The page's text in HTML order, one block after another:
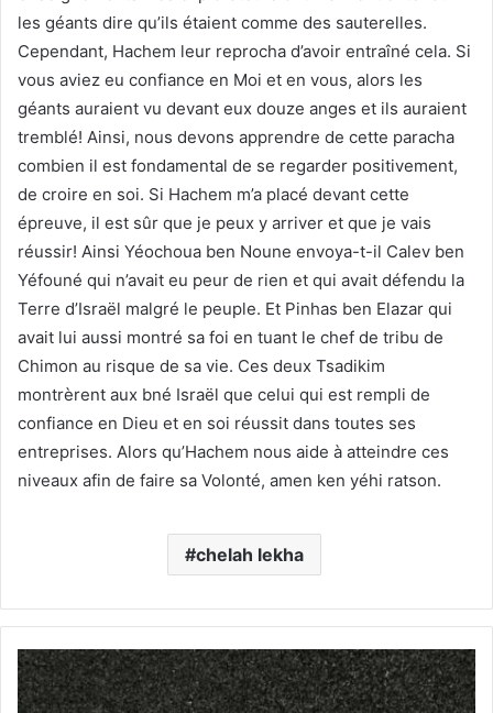
les géants dire qu’ils étaient comme des sauterelles.
Cependant, Hachem leur reprocha d’avoir entraîné cela. Si
vous aviez eu confiance en Moi et en vous, alors les
géants auraient vu devant eux douze anges et ils auraient
tremblé! Ainsi, nous devons apprendre de cette paracha
combien il est fondamental de se regarder positivement,
de croire en soi. Si Hachem m’a placé devant cette
épreuve, il est sûr que je peux y arriver et que je vais
réussir! Ainsi Yéochoua ben Noune envoya-t-il Calev ben
Yéfouné qui n’avait eu peur de rien et qui avait défendu la
Terre d’Israël malgré le peuple. Et Pinhas ben Elazar qui
avait lui aussi montré sa foi en tuant le chef de tribu de
Chimon au risque de sa vie. Ces deux Tsadikim
montrèrent aux bné Israël que celui qui est rempli de
confiance en Dieu et en soi réussit dans toutes ses
entreprises. Alors qu’Hachem nous aide à atteindre ces
niveaux afin de faire sa Volonté, amen ken yéhi ratson.
chelah lekha